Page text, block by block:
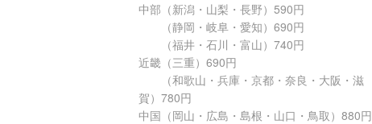
中部（新潟・山梨・長野）590円
（静岡・岐阜・愛知）690円
（福井・石川・富山）740円
近畿（三重）690円
（和歌山・兵庫・京都・奈良・大阪・滋
賀）780円
中国（岡山・広島・島根・山口・鳥取）880円